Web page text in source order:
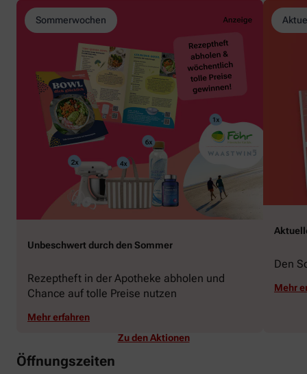
Sommerwochen
Unbeschwert durch den Sommer
Rezeptheft in der Apotheke abholen und
Chance auf tolle Preise nutzen
Mehr erfahren
Den
Mehr
Zu den Aktionen
Öffnungszeiten